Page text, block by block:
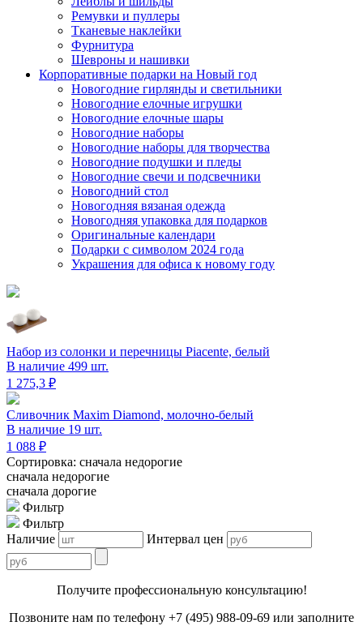
Ремувки и пуллеры
Тканевые наклейки
Фурнитура
Шевроны и нашивки
Корпоративные подарки на Новый год
Новогодние гирлянды и светильники
Новогодние елочные игрушки
Новогодние елочные шары
Новогодние наборы
Новогодние наборы для творчества
Новогодние подушки и пледы
Новогодние свечи и подсвечники
Новогодний стол
Новогодняя вязаная одежда
Новогодняя упаковка для подарков
Оригинальные календари
Подарки с символом 2024 года
Украшения для офиса к новому году
Набор из солонки и перечницы Piacente, белый
В наличие 499 шт.
1 275,3 ₽
Сливочник Maxim Diamond, молочно-белый
В наличие 19 шт.
1 088 ₽
Сортировка: сначала недорогие
сначала недорогие
сначала дорогие
Фильтр
Фильтр
Наличие
Интервал цен
Получите профессиональную консультацию!
Позвоните нам по телефону +7 (495) 988-09-69 или заполните